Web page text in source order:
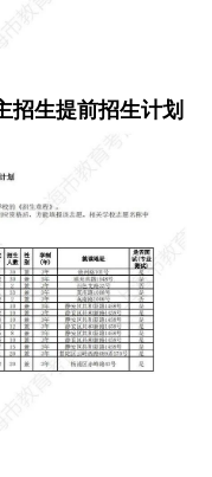
招生提前招生计划